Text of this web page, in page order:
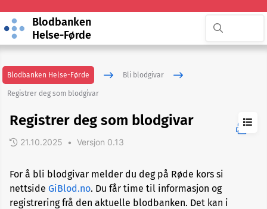
Blodbanken
Helse-Førde
Blodbanken Helse-Førde Bli blodgivar
Registrer deg som blodgivar
bli
blodgivar
Registrer deg som blodgivar
21.10.2025 • Versjon 0.13
For å bli blodgivar melder du deg på Røde kors si
nettside GiBlod.no. Du får time til informasjon og
registrering frå den aktuelle blodbanken. Det kan i